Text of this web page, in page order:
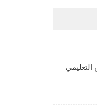
التعليمي